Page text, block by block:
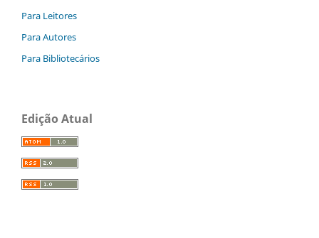
Para Leitores
Para Autores
Para Bibliotecários
Edição Atual